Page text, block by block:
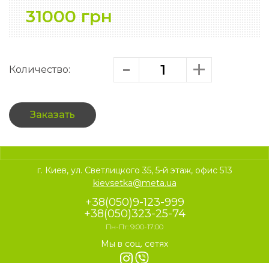
31000 грн
Количество:
Заказать
г. Киев, ул. Светлицкого 35, 5-й этаж, офис 513
kievsetka@meta.ua
+38(050)9-123-999
+38(050)323-25-74
Пн-Пт: 9:00-17:00
Мы в соц. сетях